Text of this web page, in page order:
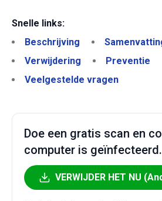
Snelle links:
Beschrijving
Verwijdering
Preventie
Veelgestelde vragen
Doe een gratis scan en
computer is geïnfecteerd.
VERWIJDER HET NU